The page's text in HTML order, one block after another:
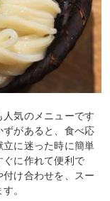
気のメニューです
があると、食べ応
に迷った時に簡単
に作れて便利で
け合わせを、スー
。